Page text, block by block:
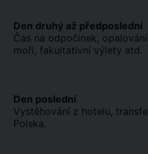
Den druhý až předposlední
Čas na odpočinek,
moři, fakultativní výlety atd.
Den poslední
Vystěhování z hotelu,
Polska.